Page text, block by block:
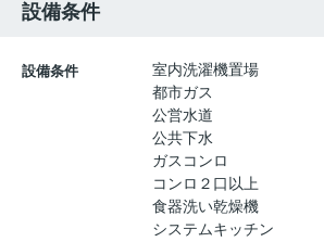
設備条件
設備条件
室内洗濯機置場
都市ガス
公営水道
公共下水
ガスコンロ
コンロ２口以上
食器洗い乾燥機
システムキッチン